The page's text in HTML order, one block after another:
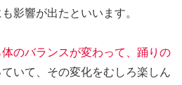
も影響が出たといいます。
体のバランスが変わって、踊りの
ていて、その変化をむしろ楽しん